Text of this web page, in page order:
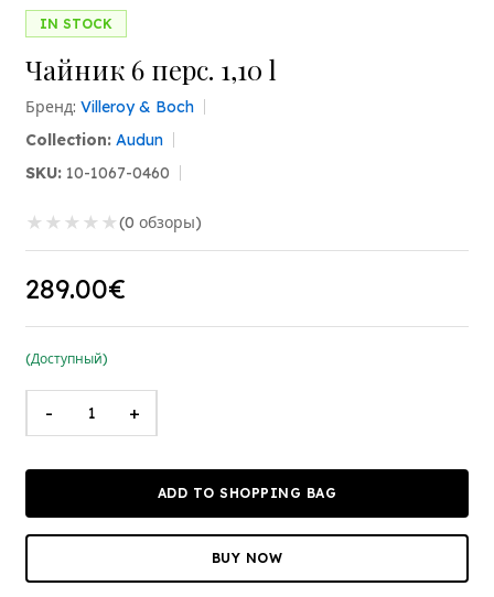
IN STOCK
Чайник 6 перс. 1,10 l
Бренд: Villeroy & Boch
Collection: Audun
SKU: 10-1067-0460
★ ★ ★ ★ ★(0 обзоры)
289.00€
(Доступный)
- +
ADD TO SHOPPING BAG
BUY NOW